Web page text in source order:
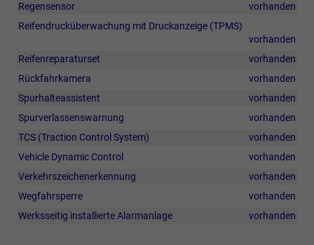
Regensensor
vorhanden
Reifendrucküberwachung mit Druckanzeige (TPMS)
vorhanden
Reifenreparaturset
vorhanden
Rückfahrkamera
vorhanden
Spurhalteassistent
vorhanden
Spurverlassenswarnung
vorhanden
TCS (Traction Control System)
vorhanden
Vehicle Dynamic Control
vorhanden
Verkehrszeichenerkennung
vorhanden
Wegfahrsperre
vorhanden
Werksseitig installierte Alarmanlage
vorhanden